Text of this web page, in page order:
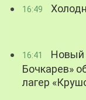
16:49
16:41
Новый
Бочкарев»
лагер